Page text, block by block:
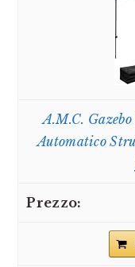
A.M.C.
Automatico